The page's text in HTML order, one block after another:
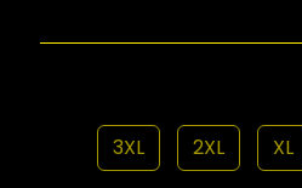
XL
2XL
3XL